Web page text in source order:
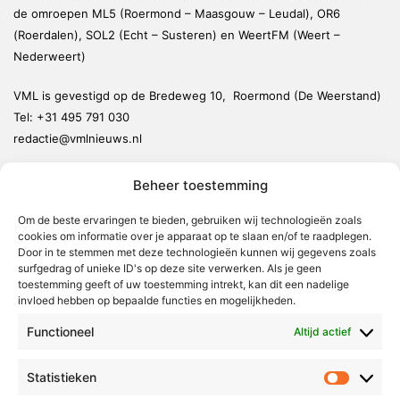
Beheer toestemming
Om de beste ervaringen te bieden, gebruiken wij technologieën zoals
cookies om informatie over je apparaat op te slaan en/of te raadplegen.
Door in te stemmen met deze technologieën kunnen wij gegevens zoals
surfgedrag of unieke ID's op deze site verwerken. Als je geen
toestemming geeft of uw toestemming intrekt, kan dit een nadelige
invloed hebben op bepaalde functies en mogelijkheden.
Functioneel Altijd actief
Statistieken
de omroepen ML5 (Roermond – Maasgouw – Leudal), OR6
(Roerdalen), SOL2 (Echt – Susteren) en WeertFM (Weert –
Nederweert)
VML is gevestigd op de Bredeweg 10, Roermond (De Weerstand)
Tel: +31 495 791 030
redactie@vmlnieuws.nl
Leudal
Maasgouw
Echt-Susteren